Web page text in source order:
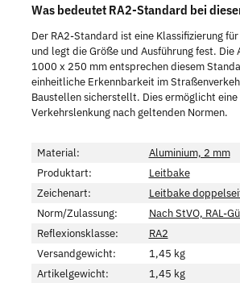
Was bedeutet RA2-Standard bei
Der RA2-Standard ist eine Klassifizierung
und legt die Größe und Ausführung fest. Die
1000 x 250 mm entsprechen diesem
einheitliche Erkennbarkeit im
Baustellen sicherstellt. Dies ermöglicht
Verkehrslenkung nach geltenden Normen.
Material:
Aluminium, 2 mm
Produktart:
Leitbake
Zeichenart:
Leitbake
Norm/Zulassung:
Nach StVO, RAL-
Reflexionsklasse:
RA2
Versandgewicht:
1,45 kg
Artikelgewicht:
1,45 kg